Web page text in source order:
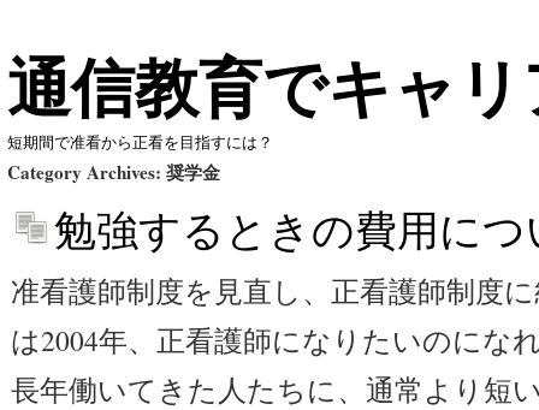
通信教育でキャ
短期間で准看から正看を目指すには？
Category Archives: 奨学金
勉強するときの費用につ
准看護師制度を見直し、正看護師制度
は2004年、正看護師になりたいのにな
長年働いてきた人たちに、通常より短